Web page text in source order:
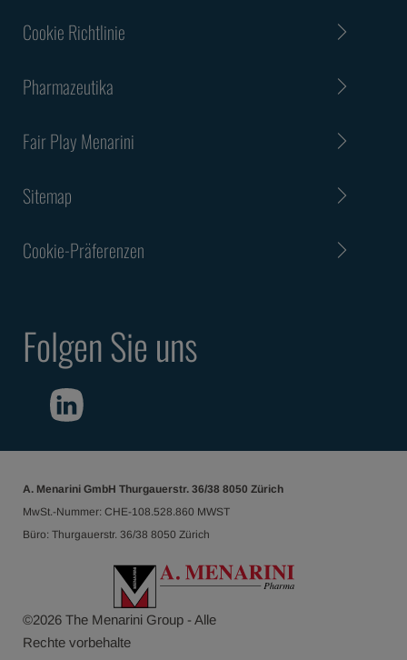
Cookie Richtlinie
Pharmazeutika
Fair Play Menarini
Sitemap
Cookie-Präferenzen
Folgen Sie uns
A. Menarini GmbH Thurgauerstr. 36/38 8050 Zürich
MwSt.-Nummer: CHE-108.528.860 MWST
Büro: Thurgauerstr. 36/38 8050 Zürich
©2026 The Menarini Group - Alle
Rechte vorbehalte